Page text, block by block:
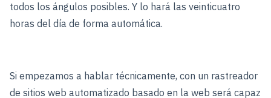
todos los ángulos posibles. Y lo hará las veinticuatro
horas del día de forma automática.
Si empezamos a hablar técnicamente, con un rastreador
de sitios web automatizado basado en la web será capaz